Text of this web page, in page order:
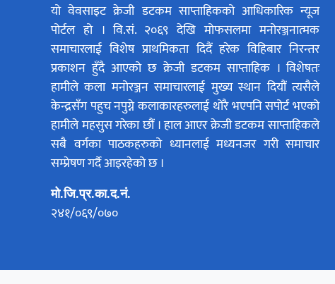
यो वेवसाइट क्रेजी डटकम साप्ताहिकको आधिकारिक न्यूज
पोर्टल हो । वि.सं. २०६९ देखि मोफसलमा मनोरञ्जनात्मक
समाचारलाई विशेष प्राथमिकता दिदैं हरेक विहिबार निरन्तर
प्रकाशन हुँदै आएको छ क्रेजी डटकम साप्ताहिक । विशेषतः
हामीले कला मनोरञ्जन समाचारलाई मुख्य स्थान दियौं त्यसैले
केन्द्रसँग पहुच नपुग्ने कलाकारहरुलाई थोरै भएपनि सपोर्ट भएको
हामीले महसुस गरेका छौं । हाल आएर क्रेजी डटकम साप्ताहिकले
सबै वर्गका पाठकहरुको ध्यानलाई मध्यनजर गरी समाचार
सम्प्रेषण गर्दै आइरहेको छ ।
मो.जि.प्र.का.द.नं.
२४१/०६९/०७०